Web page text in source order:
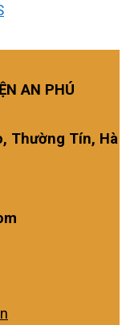
AN PHÚ
Thường Tín, Hà